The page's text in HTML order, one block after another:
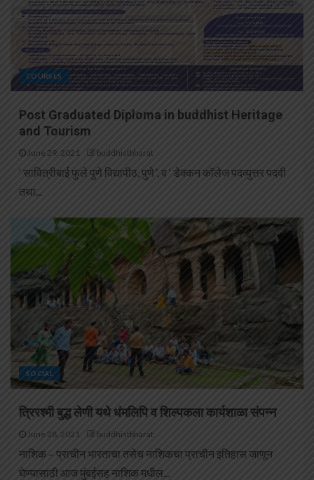
COURSES
Post Graduated Diploma in buddhist Heritage
and Tourism
June 29, 2021 buddhistbharat
‘ सावित्रीबाई फुले पुणे विद्यापीठ, पुणे ‘, व ‘ डेक्कन कॉलेज पदव्युत्तर पदवी
तथा...
SOCIAL
त्रिरश्मी बुद्ध लेणी यथे धंमलिपि व शिल्पकला कार्यशाळा संपन्न
June 28, 2021 buddhistbharat
नाशिक – प्राचीन भारताचा तसेच नाशिकचा प्राचीन इतिहास जाणून
घेण्यासाठी आज मुंबईसह नाशिक मधील...